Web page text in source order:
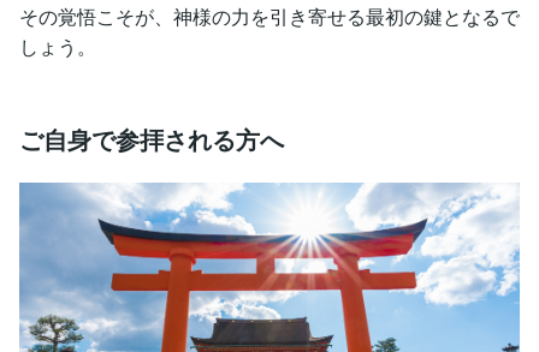
その覚悟こそが、神様の力を引き寄せる最初の鍵となるで
しょう。
ご自身で参拝される方へ